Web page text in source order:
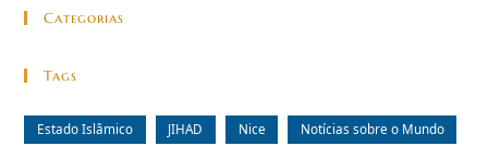
Categorias
Tags
Estado Islâmico JIHAD Nice Notícias sobre o Mundo